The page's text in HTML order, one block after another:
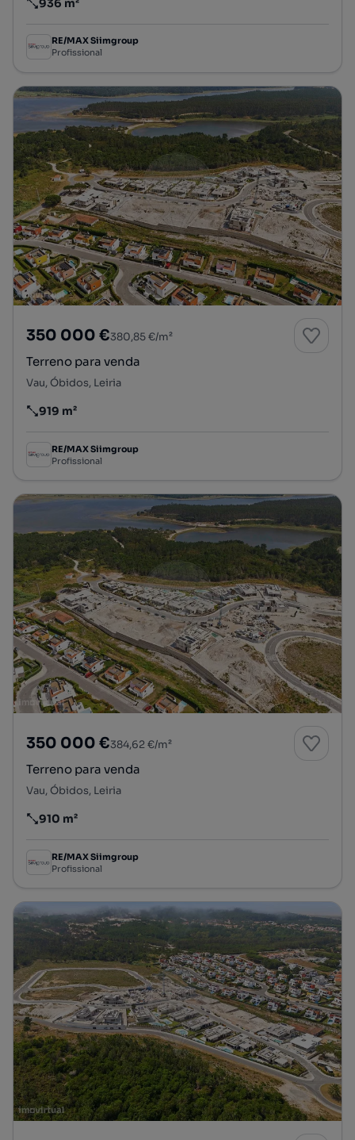
Preço por metro quadrado
936 m²
RE/MAX Siimgroup
Profissional
350 000 €380,85 €/m²
Terreno para venda
Vau, Óbidos, Leiria
Preço por metro quadrado
919 m²
RE/MAX Siimgroup
Profissional
350 000 €384,62 €/m²
Terreno para venda
Vau, Óbidos, Leiria
Preço por metro quadrado
910 m²
RE/MAX Siimgroup
Profissional